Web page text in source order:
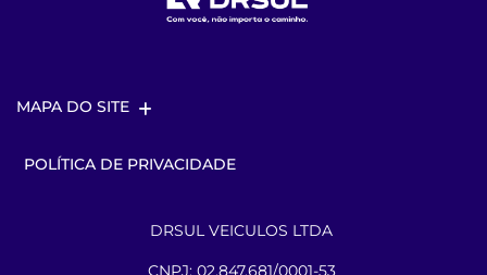
MAPA DO SITE
POLÍTICA DE PRIVACIDADE
DRSUL VEICULOS LTDA
CNPJ: 02.847.681/0001-53